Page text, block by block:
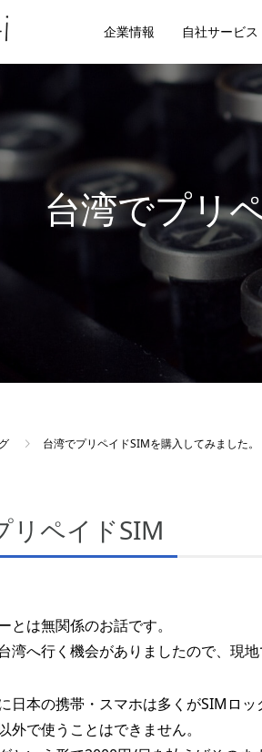
企業情報 自社サービス
台湾でプリ
台湾でプリペイドSIMを購入してみました。
リペイドSIM
とは無関係のお話です。
湾へ行く機会がありましたので、現地
日本の携帯・スマホは多くがSIMロッ
外で使うことはできません。